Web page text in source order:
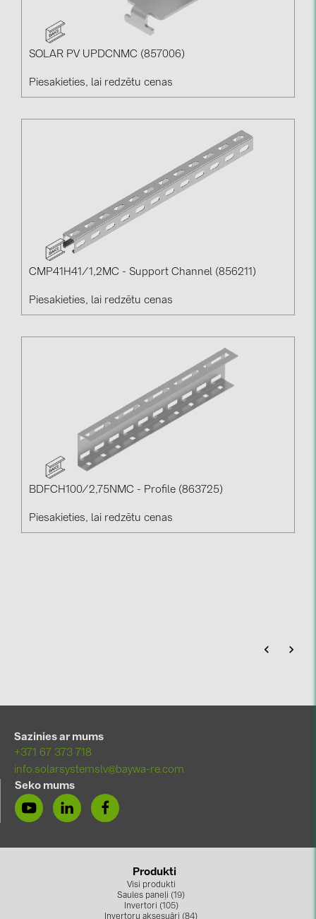
SOLAR PV UPDCNMC (857006)
Piesakieties, lai redzētu cenas
CMP41H41/1,2MC - Support Channel (856211)
Piesakieties, lai redzētu cenas
BDFCH100/2,75NMC - Profile (863725)
Piesakieties, lai redzētu cenas
Sazinies ar mums
+371 67 373 718
info.solarsystemslv@baywa-re.com
Seko mums
Produkti
Visi produkti
Saules paneļi (19)
Invertori (105)
Invertoru aksesuāri (84)